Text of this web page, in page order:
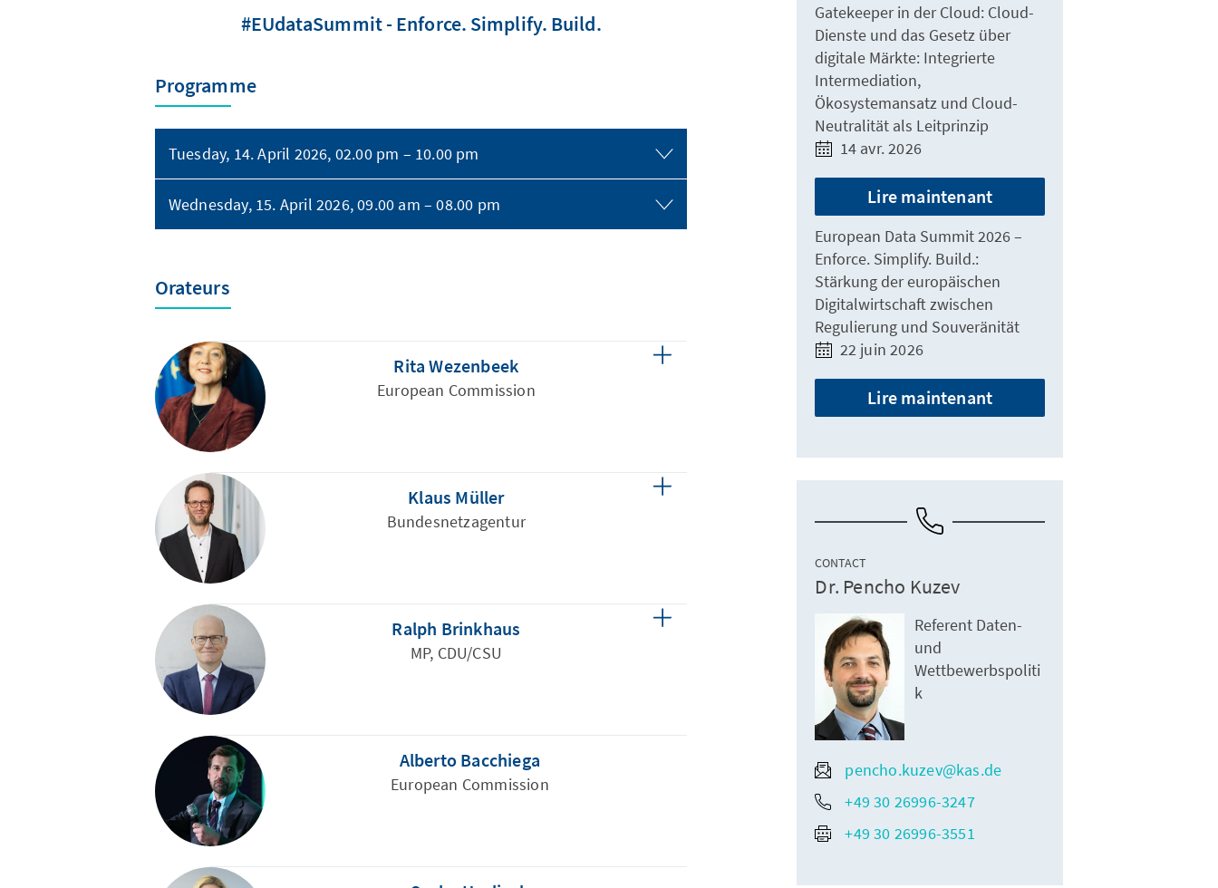
#EUdataSummit - Enforce. Simplify. Build.
Programme
Tuesday, 14. April 2026, 02.00 pm – 10.00 pm
Wednesday, 15. April 2026, 09.00 am – 08.00 pm
Orateurs
Rita Wezenbeek
European Commission
Klaus Müller
Bundesnetzagentur
Ralph Brinkhaus
MP, CDU/CSU
Alberto Bacchiega
European Commission
Gatekeeper in der Cloud: Cloud-
Dienste und das Gesetz über
digitale Märkte: Integrierte
Intermediation,
Ökosystemansatz und Cloud-
Neutralität als Leitprinzip
14 avr. 2026
Lire maintenant
European Data Summit 2026 –
Enforce. Simplify. Build.:
Stärkung der europäischen
Digitalwirtschaft zwischen
Regulierung und Souveränität
22 juin 2026
Lire maintenant
CONTACT
Dr. Pencho Kuzev
Referent Daten-
und
Wettbewerbspoliti
k
pencho.kuzev@kas.de
+49 30 26996-3247
+49 30 26996-3551